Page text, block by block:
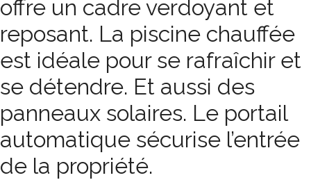
offre un cadre verdoyant et
reposant. La piscine chauffée
est idéale pour se rafraîchir et
se détendre. Et aussi des
panneaux solaires. Le portail
automatique sécurise l’entrée
de la propriété.